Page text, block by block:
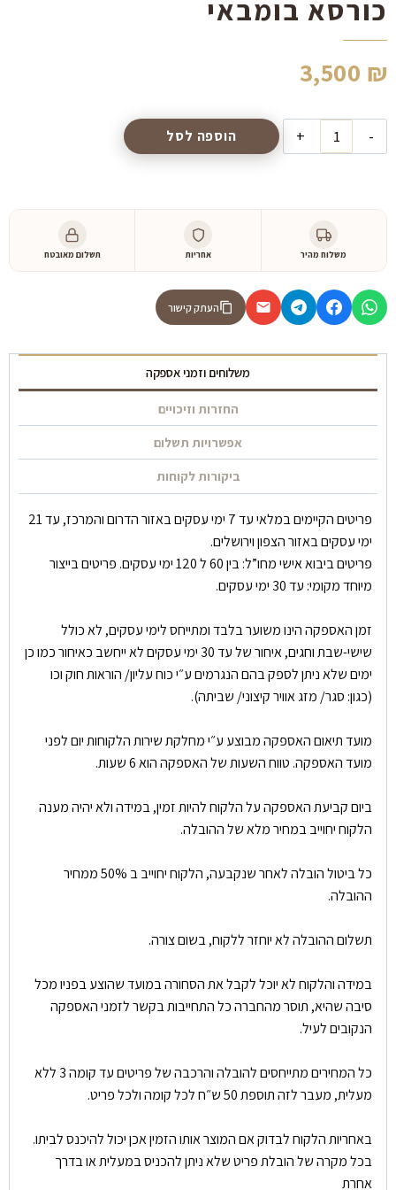
כורסא בומבאי
3,500 ₪
כמות
של
הוספה לסל
משלוח מהיר אחריות תשלום מאובטח
העתק קישור
משלוחים וזמני אספקה
החזרות וזיכויים
אפשרויות תשלום
ביקורות לקוחות
פריטים הקיימים במלאי עד 7 ימי עסקים באזור הדרום והמרכז, עד 21
ימי עסקים באזור הצפון וירושלים.
פריטים ביבוא אישי מחו”ל: בין 60 ל 120 ימי עסקים. פריטים בייצור
מיוחד מקומי: עד 30 ימי עסקים.
זמן האספקה הינו משוער בלבד ומתייחס לימי עסקים, לא כולל
שישי-שבת וחגים, איחור של עד 30 ימי עסקים לא ייחשב כאיחור כמו כן
ימים שלא ניתן לספק בהם הנגרמים ע״י כוח עליון/ הוראות חוק וכו
(כגון: סגר/ מזג אוויר קיצוני/ שביתה).
מועד תיאום האספקה מבוצע ע״י מחלקת שירות הלקוחות יום לפני
מועד האספקה. טווח השעות של האספקה הוא 6 שעות.
ביום קביעת האספקה על הלקוח להיות זמין, במידה ולא יהיה מענה
הלקוח יחוייב במחיר מלא של ההובלה.
כל ביטול הובלה לאחר שנקבעה, הלקוח יחוייב ב 50% ממחיר
ההובלה.
תשלום ההובלה לא יוחזר ללקוח, בשום צורה.
במידה והלקוח לא יוכל לקבל את הסחורה במועד שהוצע בפניו מכל
סיבה שהיא, תוסר מהחברה כל התחייבות בקשר לזמני האספקה
הנקובים לעיל.
כל המחירים מתייחסים להובלה והרכבה של פריטים עד קומה 3 ללא
מעלית, מעבר לזה תוספת 50 ש״ח לכל קומה ולכל פריט.
באחריות הלקוח לבדוק אם המוצר אותו הזמין אכן יכול להיכנס לביתו.
בכל מקרה של הובלת פריט שלא ניתן להכניס במעלית או בדרך
אחרת